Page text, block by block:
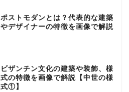
ポストモダンとは？代表的な建築
やデザイナーの特徴を画像で解説
ビザンチン文化の建築や装飾、様
式の特徴を画像で解説【中世の様
式①】